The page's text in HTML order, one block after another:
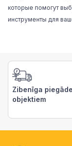
которые помогут
инструменты для
Zibenīga
objektiem